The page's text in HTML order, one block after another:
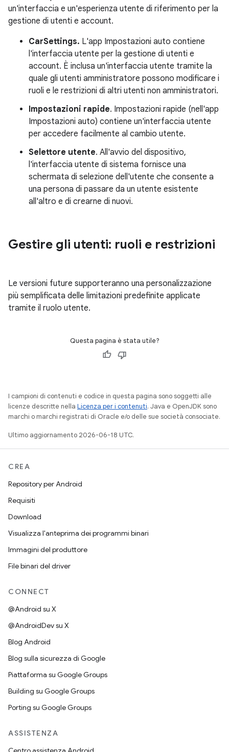
un'interfaccia e un'esperienza utente di riferimento per la
gestione di utenti e account.
CarSettings. L'app Impostazioni auto contiene
l'interfaccia utente per la gestione di utenti e
account. È inclusa un'interfaccia utente tramite la
quale gli utenti amministratore possono modificare i
ruoli e le restrizioni di altri utenti non amministratori.
Impostazioni rapide. Impostazioni rapide (nell'app
Impostazioni auto) contiene un'interfaccia utente
per accedere facilmente al cambio utente.
Selettore utente. All'avvio del dispositivo,
l'interfaccia utente di sistema fornisce una
schermata di selezione dell'utente che consente a
una persona di passare da un utente esistente
all'altro e di crearne di nuovi.
Gestire gli utenti: ruoli e restrizioni
Le versioni future supporteranno una personalizzazione
più semplificata delle limitazioni predefinite applicate
tramite il ruolo utente.
Questa pagina è stata utile?
I campioni di contenuti e codice in questa pagina sono soggetti alle
licenze descritte nella Licenza per i contenuti. Java e OpenJDK sono
marchi o marchi registrati di Oracle e/o delle sue società consociate.
Ultimo aggiornamento 2026-06-18 UTC.
CREA
Repository per Android
Requisiti
Download
Visualizza l'anteprima dei programmi binari
Immagini del produttore
File binari del driver
CONNECT
@Android su X
@AndroidDev su X
Blog Android
Blog sulla sicurezza di Google
Piattaforma su Google Groups
Building su Google Groups
Porting su Google Groups
ASSISTENZA